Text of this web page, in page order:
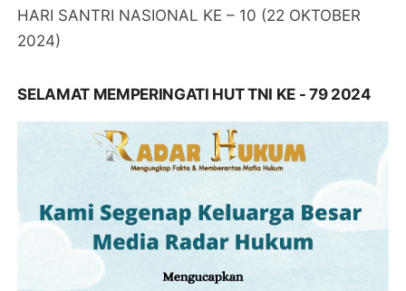
HARI SANTRI NASIONAL KE – 10 (22 OKTOBER
2024)
SELAMAT MEMPERINGATI HUT TNI KE - 79 2024